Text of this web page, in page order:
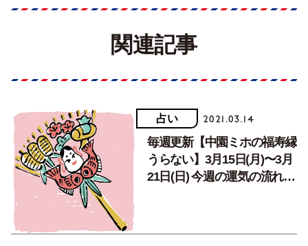
関連記事
占い 2021.03.14
毎週更新【中園ミホの福寿縁
うらない】3月15日(月)〜3月
21日(日) 今週の運気の流れ